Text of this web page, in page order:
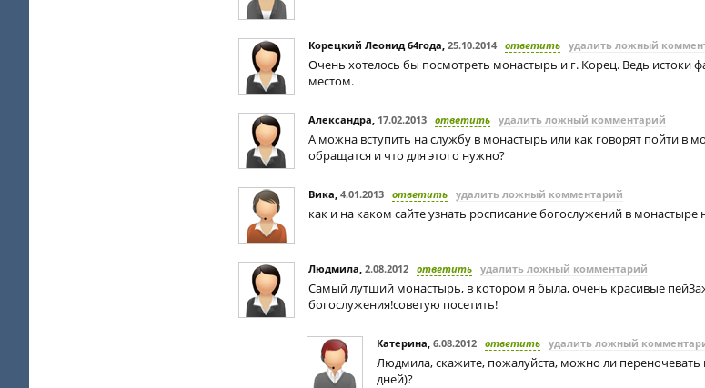
Корецкий Леонид 64года, 25.10.2014 ответить удалить ложный
Очень хотелось бы посмотреть монастырь и г. Корец. Ведь истоки
местом.
Александра, 17.02.2013 ответить удалить ложный комментарий
А можна вступить на службу в монастырь или как говорят пойти в
обращатся и что для этого нужно?
Вика, 4.01.2013 ответить удалить ложный комментарий
как и на каком сайте узнать росписание богослужений в монастыре
Людмила, 2.08.2012 ответить удалить ложный комментарий
Самый лутший монастырь, в котором я была, очень красивые
богослужения!советую посетить!
Катерина, 6.08.2012 ответить удалить ложный
Людмила, скажите, пожалуйста, можно ли
дней)?